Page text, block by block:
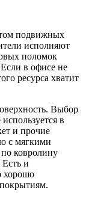
подвижных
исполняют
поломок
в офисе не
ресурса хватит
Выбор
в
и прочие
с мягкими
ковролину
Есть и
хорошо